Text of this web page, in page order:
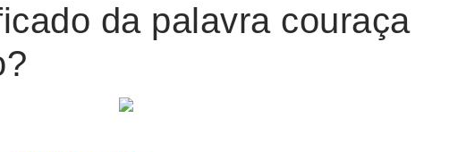
da palavra couraça